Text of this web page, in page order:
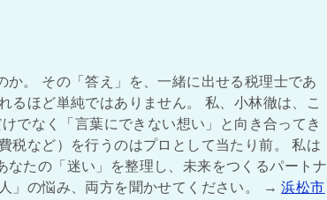
。 その「答え」を、一緒に出せる税理士であ
るほど単純ではありません。 私、小林徹は、こ
でなく「言葉にできない想い」と向き合ってき
税など）を行うのはプロとして当たり前。 私は
たの「迷い」を整理し、未来をつくるパートナ
」の悩み、両方を聞かせてください。 →浜松市